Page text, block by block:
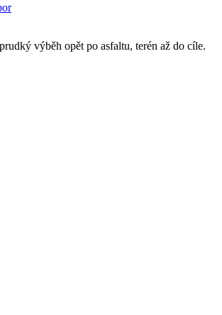
výběh opět po asfaltu, terén až do cíle.